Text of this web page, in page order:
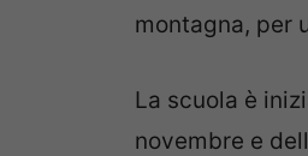
montagna, per
La scuola è
novembre e